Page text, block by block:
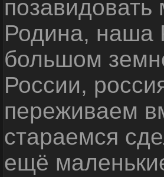
Родина, наша
большом
России,
переживаем
стараемся
ещё